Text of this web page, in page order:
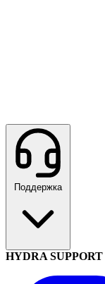
Поддержка
HYDRA SUPPORT